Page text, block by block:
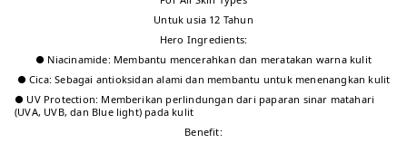
For All Skin Types
Untuk usia 12 Tahun
Hero Ingredients:
● Niacinamide: Membantu mencerahkan dan meratakan warna kulit
● Cica: Sebagai antioksidan alami dan membantu untuk menenangkan kulit
● UV Protection: Memberikan perlindungan dari paparan sinar matahari
(UVA, UVB, dan Blue light) pada kulit
Benefit: